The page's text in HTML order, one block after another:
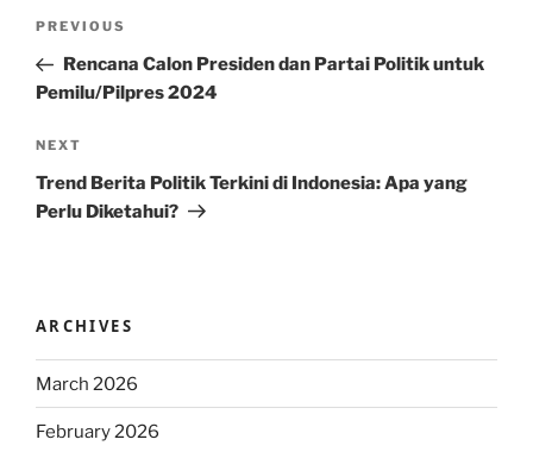
Previous
Post
PREVIOUS
Rencana Calon Presiden dan Partai Politik untuk
Pemilu/Pilpres 2024
Next
Post
NEXT
Trend Berita Politik Terkini di Indonesia: Apa yang
Perlu Diketahui?
ARCHIVES
March 2026
February 2026